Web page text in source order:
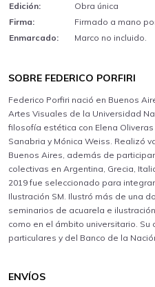
Edición:
Obra única
Firma:
Firmado a mano
Enmarcado:
Marco no incluido.
SOBRE FEDERICO PORFIRI
Federico Porfiri nació en Buenos
Artes Visuales de la Universidad
filosofía estética con Elena
Sanabria y Mónica Weiss. Realizó
Buenos Aires, además de
colectivas en Argentina, Grecia,
2019 fue seleccionado para
Ilustración SM. Ilustró más de una
seminarios de acuarela e
como en el ámbito universitario.
particulares y del Banco de la
ENVÍOS